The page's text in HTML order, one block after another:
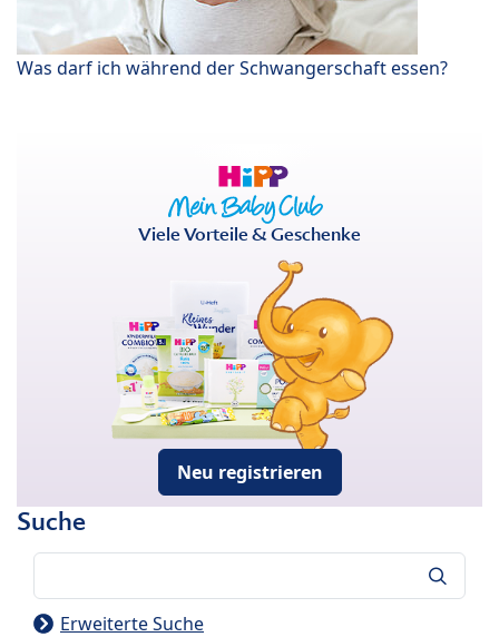
Was darf ich während der Schwangerschaft essen?
Viele Vorteile & Geschenke
Neu registrieren
Suche
Erweiterte Suche